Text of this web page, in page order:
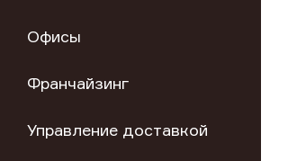
Офисы
Франчайзинг
Управление доставкой